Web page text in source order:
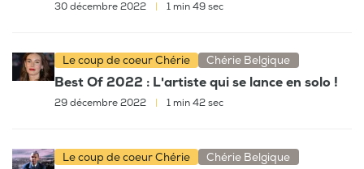
30 décembre 2022 1 min 49 sec
Le coup de coeur Chérie Chérie Belgique
Best Of 2022 : L'artiste qui se lance en solo !
29 décembre 2022 1 min 42 sec
Le coup de coeur Chérie Chérie Belgique